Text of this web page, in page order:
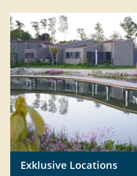
Exklusive Locations